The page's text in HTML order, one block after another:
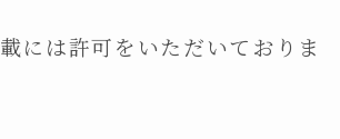
には許可をいただいておりま